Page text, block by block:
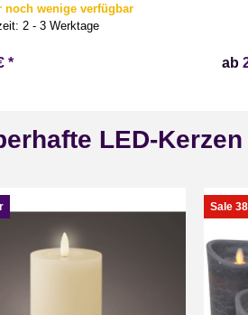
noch wenige verfügbar
2 - 3 Werktage
* ab
LED-Kerzen
Sale